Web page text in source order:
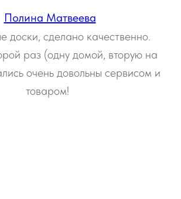
Полина Матвеева
доски, сделано качественно.
раз (одну домой, вторую на
очень довольны сервисом и
товаром!